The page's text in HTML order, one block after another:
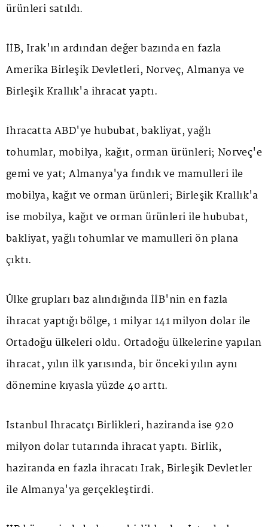
ürünleri satıldı.
İİB, Irak'ın ardından değer bazında en fazla
Amerika Birleşik Devletleri, Norveç, Almanya ve
Birleşik Krallık'a ihracat yaptı.
İhracatta ABD'ye hububat, bakliyat, yağlı
tohumlar, mobilya, kağıt, orman ürünleri; Norveç'e
gemi ve yat; Almanya'ya fındık ve mamulleri ile
mobilya, kağıt ve orman ürünleri; Birleşik Krallık'a
ise mobilya, kağıt ve orman ürünleri ile hububat,
bakliyat, yağlı tohumlar ve mamulleri ön plana
çıktı.
Ülke grupları baz alındığında İİB'nin en fazla
ihracat yaptığı bölge, 1 milyar 141 milyon dolar ile
Ortadoğu ülkeleri oldu. Ortadoğu ülkelerine yapılan
ihracat, yılın ilk yarısında, bir önceki yılın aynı
dönemine kıyasla yüzde 40 arttı.
İstanbul İhracatçı Birlikleri, haziranda ise 920
milyon dolar tutarında ihracat yaptı. Birlik,
haziranda en fazla ihracatı Irak, Birleşik Devletler
ile Almanya'ya gerçekleştirdi.